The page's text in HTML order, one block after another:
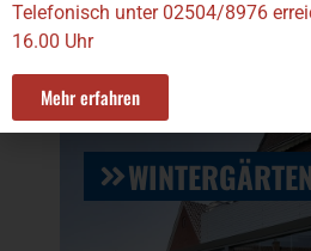
Telefonisch unter 02504/8976
16.00 Uhr
Mehr erfahren